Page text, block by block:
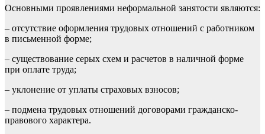
Основными проявлениями неформальной занятости являются:
– отсутствие оформления трудовых отношений с работником
в письменной форме;
– существование серых схем и расчетов в наличной форме
при оплате труда;
– уклонение от уплаты страховых взносов;
– подмена трудовых отношений договорами гражданско-
правового характера.